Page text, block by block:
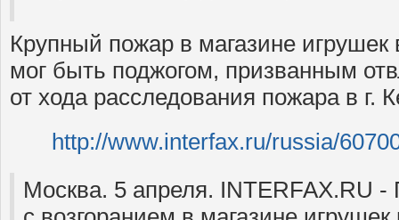
Крупный пожар в магазине
мог быть поджогом, призванным
от хода расследования пожара в г.
http://www.interfax.ru/russia/
Москва. 5 апреля. INTERFAX.RU